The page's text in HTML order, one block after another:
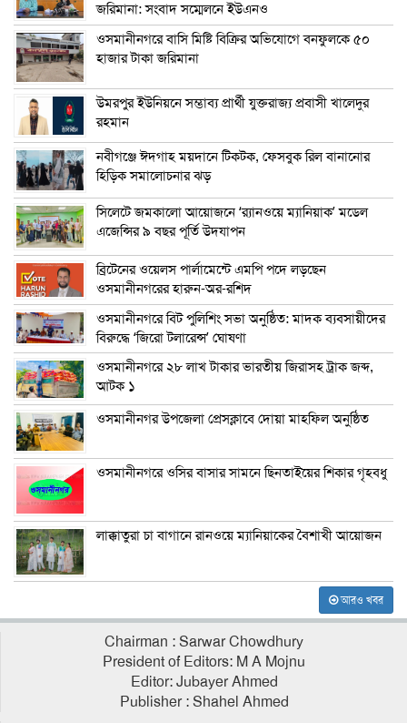
জরিমানা: সংবাদ সম্মেলনে ইউএনও
ওসমানীনগরে বাসি মিষ্টি বিক্রির অভিযোগে বনফুলকে ৫০
হাজার টাকা জরিমানা
উমরপুর ইউনিয়নে সম্ভাব্য প্রার্থী যুক্তরাজ্য প্রবাসী খালেদুর
রহমান
নবীগঞ্জে ঈদগাহ ময়দানে টিকটক, ফেসবুক রিল বানানোর
হিড়িক সমালোচনার ঝড়
সিলেটে জমকালো আয়োজনে ‘র‍্যানওয়ে ম্যানিয়াক’ মডেল
এজেন্সির ৯ বছর পূর্তি উদযাপন
ব্রিটেনের ওয়েলস পার্লামেন্টে এমপি পদে লড়ছেন
ওসমানীনগরের হারুন-অর-রশিদ
ওসমানীনগরে বিট পুলিশিং সভা অনুষ্ঠিত: মাদক ব্যবসায়ীদের
বিরুদ্ধে ‘জিরো টলারেন্স’ ঘোষণা
ওসমানীনগরে ২৮ লাখ টাকার ভারতীয় জিরাসহ ট্রাক জব্দ,
আটক ১
ওসমানীনগর উপজেলা প্রেসক্লাবে দোয়া মাহফিল অনুষ্ঠিত
ওসমানীনগরে ওসির বাসার সামনে ছিনতাইয়ের শিকার গৃহবধু
লাক্কাতুরা চা বাগানে রানওয়ে ম্যানিয়াকের বৈশাখী আয়োজন
আরও খবর
Chairman : Sarwar Chowdhury
President of Editors: M A Mojnu
Editor: Jubayer Ahmed
Publisher : Shahel Ahmed